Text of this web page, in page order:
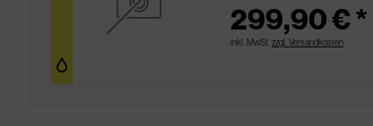
299,90 € *
inkl. MwSt. zzgl. Versandkosten